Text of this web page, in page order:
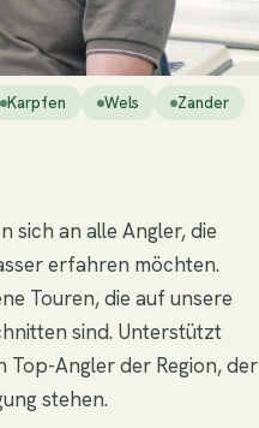
Karpfen Wels Zander
sich an alle Angler, die
erfahren möchten.
Touren, die auf unsere
sind. Unterstützt
Angler der Region, der
stehen.